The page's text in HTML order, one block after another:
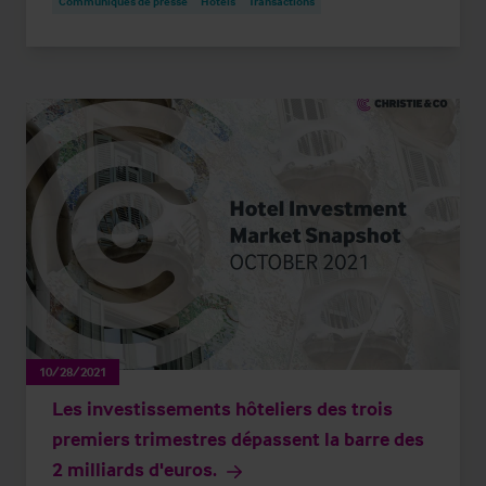
10/28/2021
Les investissements hôteliers des trois
premiers trimestres dépassent la barre des
2 milliards d'euros.